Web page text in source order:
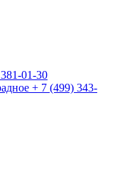
01-30
+ 7 (499) 343-